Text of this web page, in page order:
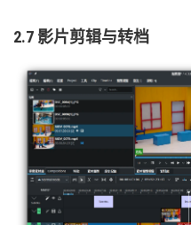
2.7 影片剪辑与转档